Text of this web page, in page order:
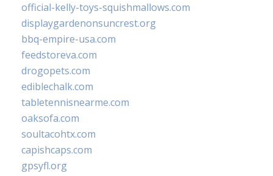
official-kelly-toys-squishmallows.com
displaygardenonsuncrest.org
bbq-empire-usa.com
feedstoreva.com
drogopets.com
ediblechalk.com
tabletennisnearme.com
oaksofa.com
soultacohtx.com
capishcaps.com
gpsyfl.org